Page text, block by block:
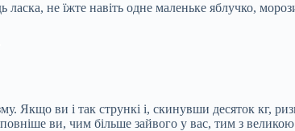
не їжте навіть одне маленьке яблучко,
Якщо ви і так стрункі і, скинувши десяток кг,
ви, чим більше зайвого у вас, тим з